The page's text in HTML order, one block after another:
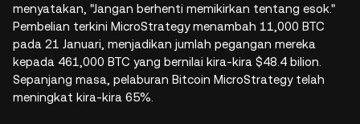
menyatakan, "Jangan berhenti memikirkan tentang esok."
Pembelian terkini MicroStrategy menambah 11,000 BTC
pada 21 Januari, menjadikan jumlah pegangan mereka
kepada 461,000 BTC yang bernilai kira-kira $48.4 bilion.
Sepanjang masa, pelaburan Bitcoin MicroStrategy telah
meningkat kira-kira 65%.